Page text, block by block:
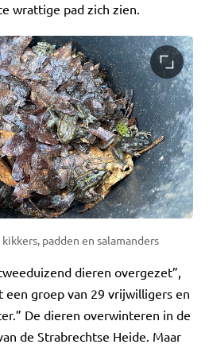
wrattige pad zich zien.
padden en salamanders
dieren overgezet”,
een groep van 29 vrijwilligers en
De dieren overwinteren in de
de Strabrechtse Heide. Maar